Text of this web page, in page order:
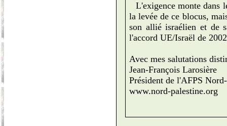
L'exigence monte dans
la levée de ce blocus,
son allié israélien et de
l'accord UE/Israël de
Avec mes salutations
Jean-François Larosière
Président de l'AFPS
www.nord-palestine.org